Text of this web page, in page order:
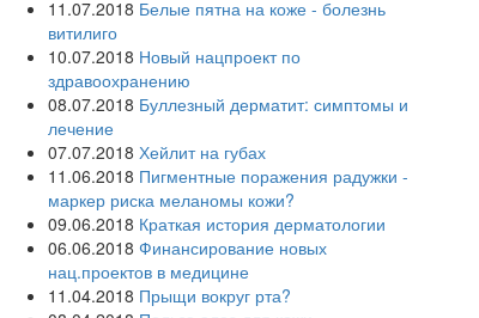
11.07.2018 Белые пятна на коже - болезнь
витилиго
10.07.2018 Новый нацпроект по
здравоохранению
08.07.2018 Буллезный дерматит: симптомы и
лечение
07.07.2018 Хейлит на губах
11.06.2018 Пигментные поражения радужки -
маркер риска меланомы кожи?
09.06.2018 Краткая история дерматологии
06.06.2018 Финансирование новых
нац.проектов в медицине
11.04.2018 Прыщи вокруг рта?